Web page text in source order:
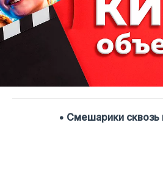
• Смешарики сквозь